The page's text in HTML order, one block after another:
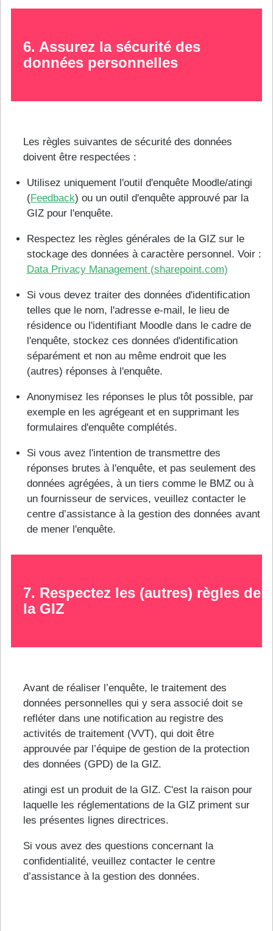
6. Assurez la sécurité des
données personnelles
Les règles suivantes de sécurité des données
doivent être respectées :
Utilisez uniquement l'outil d'enquête Moodle/atingi
(Feedback) ou un outil d'enquête approuvé par la
GIZ pour l'enquête.
Respectez les règles générales de la GIZ sur le
stockage des données à caractère personnel. Voir :
Data Privacy Management (sharepoint.com)
Si vous devez traiter des données d'identification
telles que le nom, l'adresse e-mail, le lieu de
résidence ou l'identifiant Moodle dans le cadre de
l'enquête, stockez ces données d'identification
séparément et non au même endroit que les
(autres) réponses à l'enquête.
Anonymisez les réponses le plus tôt possible, par
exemple en les agrégeant et en supprimant les
formulaires d'enquête complétés.
Si vous avez l'intention de transmettre des
réponses brutes à l'enquête, et pas seulement des
données agrégées, à un tiers comme le BMZ ou à
un fournisseur de services, veuillez contacter le
centre d’assistance à la gestion des données avant
de mener l'enquête.
7. Respectez les (autres) règles de
la GIZ
Avant de réaliser l’enquête, le traitement des
données personnelles qui y sera associé doit se
refléter dans une notification au registre des
activités de traitement (VVT), qui doit être
approuvée par l’équipe de gestion de la protection
des données (GPD) de la GIZ.
atingi est un produit de la GIZ. C'est la raison pour
laquelle les réglementations de la GIZ priment sur
les présentes lignes directrices.
Si vous avez des questions concernant la
confidentialité, veuillez contacter le centre
d’assistance à la gestion des données.